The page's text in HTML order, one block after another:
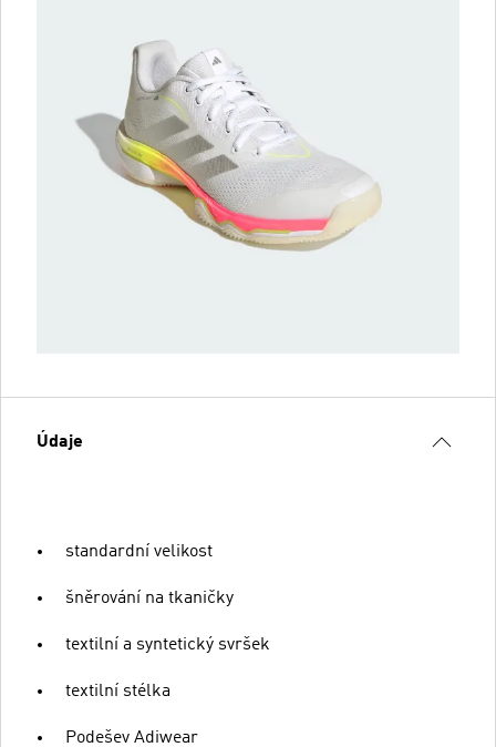
Údaje
standardní velikost
šněrování na tkaničky
textilní a syntetický svršek
textilní stélka
Podešev Adiwear